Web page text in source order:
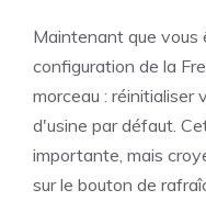
Maintenant que vous
configuration de la
morceau : réinitialiser
d'usine par défaut.
importante, mais
sur le bouton de